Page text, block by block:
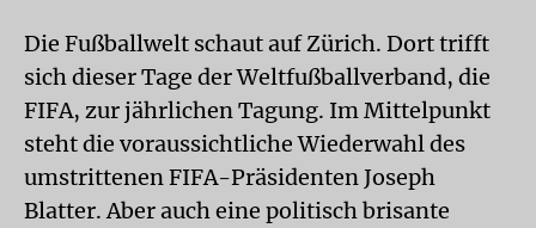
Die Fußballwelt schaut auf Zürich. Dort trifft
sich dieser Tage der Weltfußballverband, die
FIFA, zur jährlichen Tagung. Im Mittelpunkt
steht die voraussichtliche Wiederwahl des
umstrittenen FIFA-Präsidenten Joseph
Blatter. Aber auch eine politisch brisante